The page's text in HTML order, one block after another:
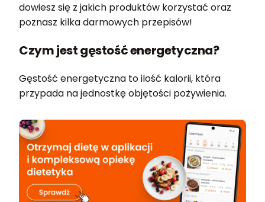
dowiesz się z jakich produktów korzystać oraz
poznasz kilka darmowych przepisów!
Czym jest gęstość energetyczna?
Gęstość energetyczna to ilość kalorii, która
przypada na jednostkę objętości pożywienia.